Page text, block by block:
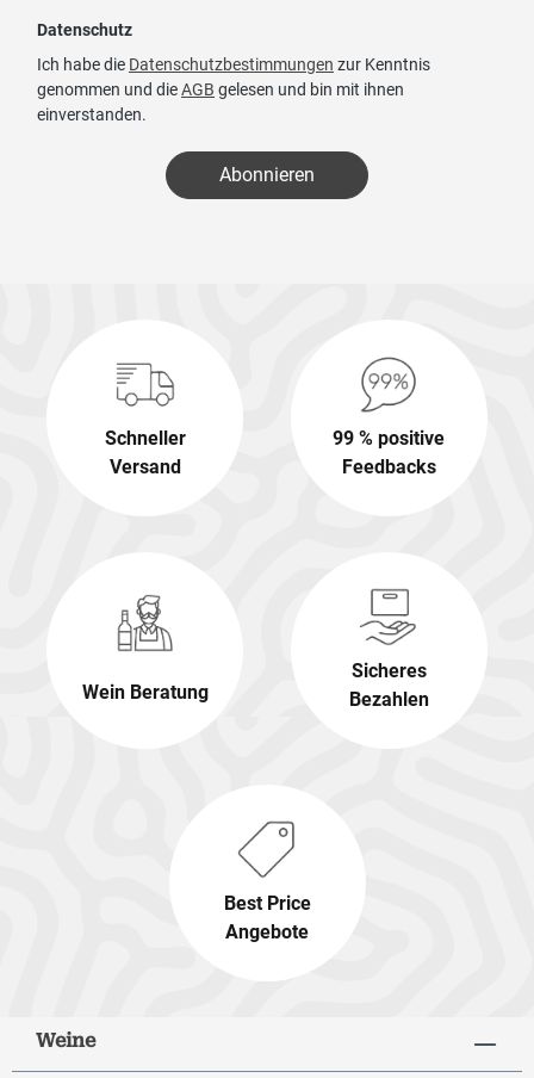
Datenschutz
Ich habe die Datenschutzbestimmungen zur Kenntnis
genommen und dieAGB gelesen und bin mit ihnen
einverstanden.
Abonnieren
Schneller
Versand
99 % positive
Feedbacks
Wein Beratung
Sicheres
Bezahlen
Best Price
Angebote
Weine